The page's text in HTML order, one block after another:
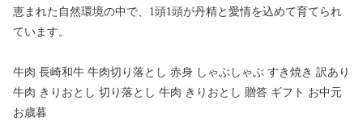
恵まれた自然環境の中で、1頭1頭が丹精と愛情を込めて育てられ
ています。
牛肉 長崎和牛 牛肉切り落とし 赤身 しゃぶしゃぶ すき焼き 訳あり
牛肉 きりおとし 切り落とし 牛肉 きりおとし 贈答 ギフト お中元
お歳暮